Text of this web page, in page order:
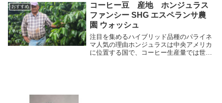
おすすめ
コーヒー豆 産地 ホンジュラス
ファンシー SHG エスペランサ農
園 ウォッシュ
注目を集めるハイブリッド品種のパライネ
マ人気の理由ホンジュラスは中央アメリカ
に位置する国で、コーヒー生産量では世界